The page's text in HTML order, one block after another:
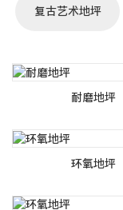
复古艺术地坪
耐磨地坪
环氧地坪